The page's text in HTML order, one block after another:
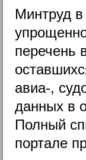
Минтруд
перечень
авиа-,
данных в
Полный
портале